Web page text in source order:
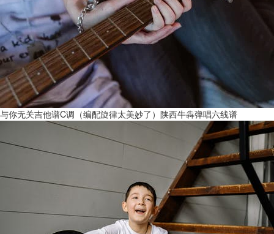
与你无关吉他谱C调（编配旋律太美妙了）陕西牛犇弹唱六线谱